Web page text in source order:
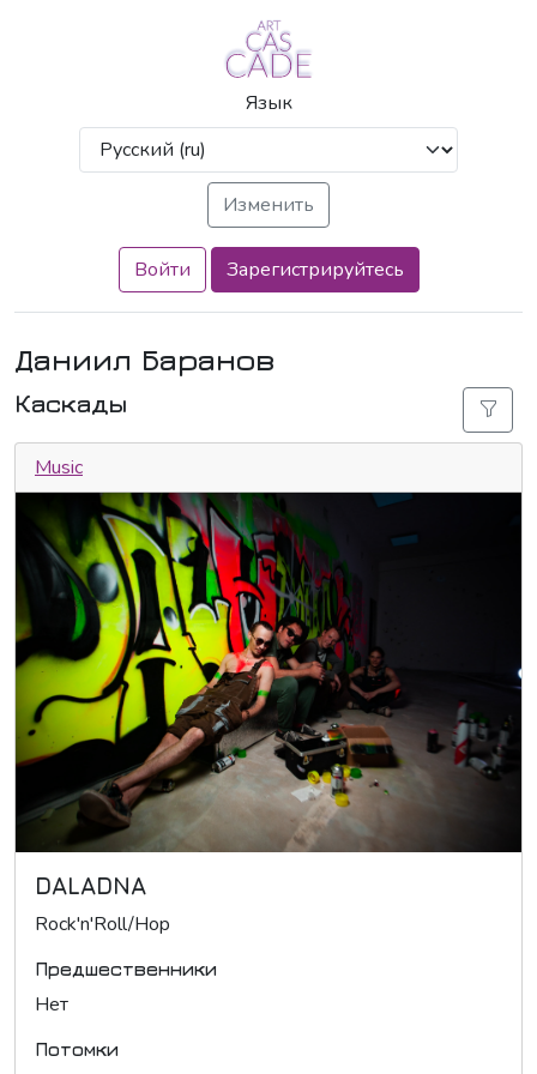
Язык
Войти Зарегистрируйтесь
Даниил Баранов
Каскады
Music
DALADNA
Rock'n'Roll/Hop
Предшественники
Нет
Потомки